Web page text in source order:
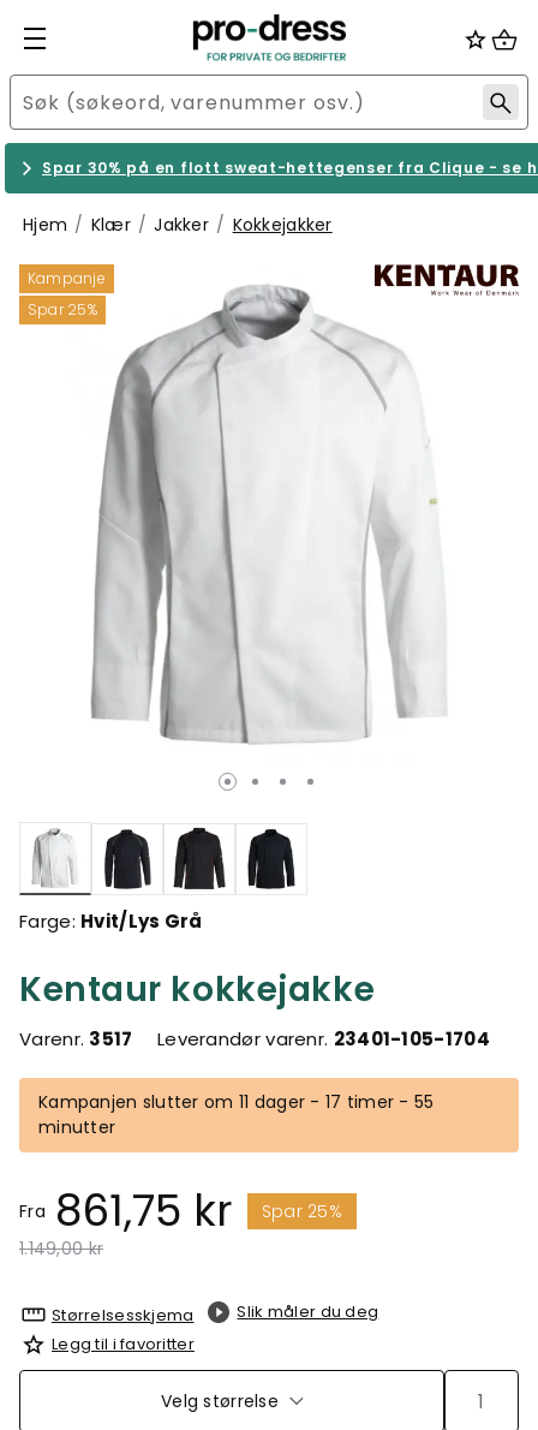
Spar 30% på en flott sweat-hettegenser fra Clique - se
Hjem Klær Jakker Kokkejakker
Kampanje
Spar 25%
Kentaur kokkejakke
Varenr. 3517 Leverandør varenr. 23401-105-1704
Kampanjen slutter om 11 dager - 17 timer - 55
minutter
Fra 861,75 kr
Spar 25%
Pris redusert fra
1.149,00 krtil
valgte
Farge: Hvit/Lys Grå
Størrelsesskjema
Slik måler du deg
Legg til i favoritter
Velg størrelse